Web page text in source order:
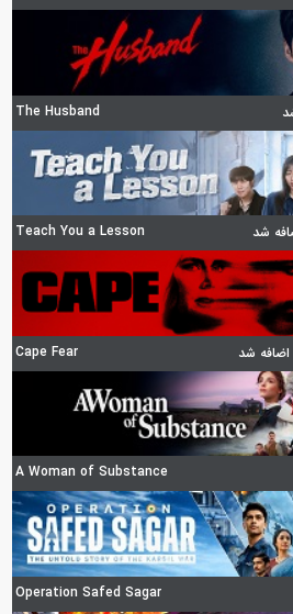
The Husband
Teach You a Lesson
Cape Fear
A Woman of Substance
Operation Safed Sagar